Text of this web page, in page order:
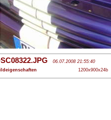
06.07.2008 21:55:40
1200x900x24b